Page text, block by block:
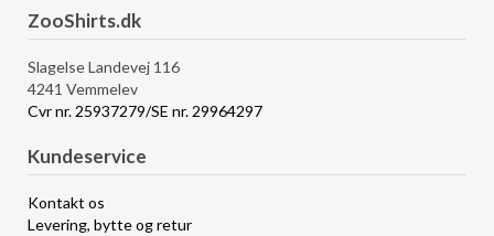
ZooShirts.dk
Slagelse Landevej 116
4241 Vemmelev
Cvr nr. 25937279/SE nr. 29964297
Kundeservice
Kontakt os
Levering, bytte og retur